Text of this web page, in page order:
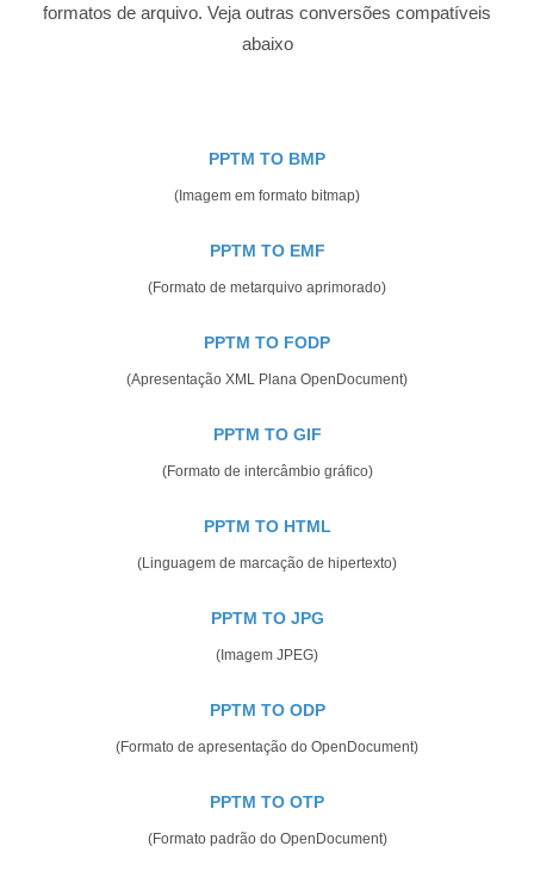
formatos de arquivo. Veja outras conversões compatíveis
abaixo
PPTM TO BMP
(Imagem em formato bitmap)
PPTM TO EMF
(Formato de metarquivo aprimorado)
PPTM TO FODP
(Apresentação XML Plana OpenDocument)
PPTM TO GIF
(Formato de intercâmbio gráfico)
PPTM TO HTML
(Linguagem de marcação de hipertexto)
PPTM TO JPG
(Imagem JPEG)
PPTM TO ODP
(Formato de apresentação do OpenDocument)
PPTM TO OTP
(Formato padrão do OpenDocument)